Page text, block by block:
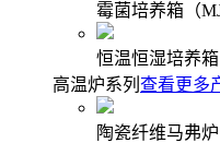
霉菌培养箱（
恒温恒湿培养
高温炉系列 查看更多
陶瓷纤维马弗